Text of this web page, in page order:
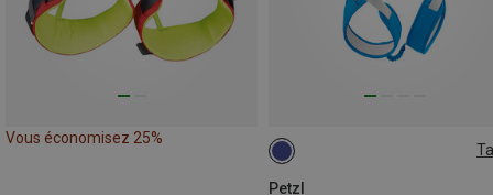
Vous économisez 25%
Petzl
XXS-S